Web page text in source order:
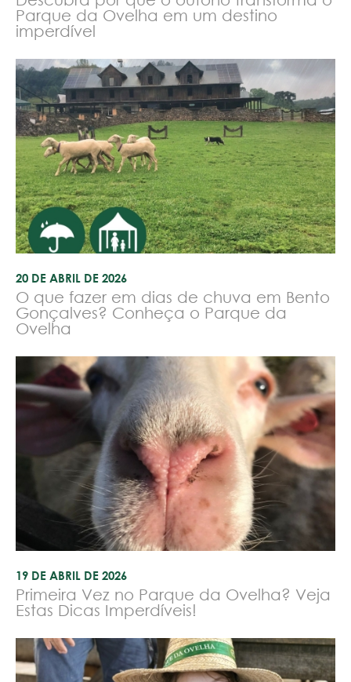
Parque da Ovelha em um destino
imperdível
20 DE ABRIL DE 2026
O que fazer em dias de chuva em Bento
Gonçalves? Conheça o Parque da
Ovelha
19 DE ABRIL DE 2026
Primeira Vez no Parque da Ovelha? Veja
Estas Dicas Imperdíveis!